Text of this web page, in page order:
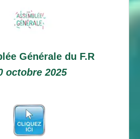
Générale du F.R
octobre 2025